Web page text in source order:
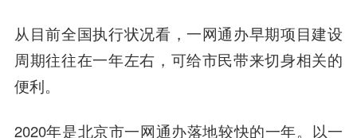
从目前全国执行状况看，一网通办早期项目建设
周期往往在一年左右，可给市民带来切身相关的
便利。
2020年是北京市一网通办落地较快的一年。以一